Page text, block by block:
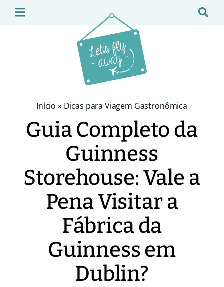
Início » Dicas para Viagem Gastronômica
Guia Completo da
Guinness
Storehouse: Vale a
Pena Visitar a
Fábrica da
Guinness em
Dublin?